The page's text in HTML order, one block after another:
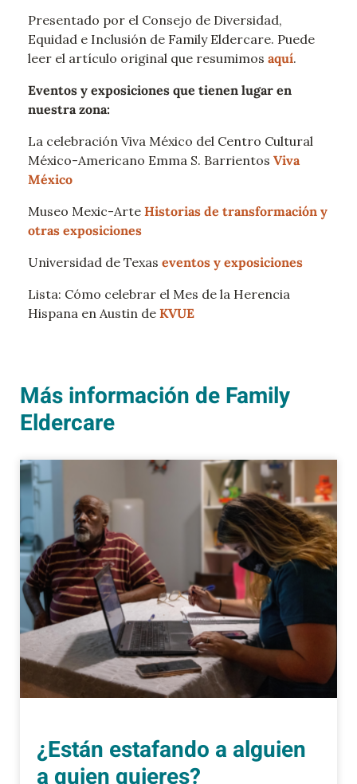
Presentado por el Consejo de Diversidad,
Equidad e Inclusión de Family Eldercare. Puede
leer el artículo original que resumimos aquí.
Eventos y exposiciones que tienen lugar en
nuestra zona:
La celebración Viva México del Centro Cultural
México-Americano Emma S. Barrientos Viva
México
Museo Mexic-Arte Historias de transformación y
otras exposiciones
Universidad de Texas eventos y exposiciones
Lista: Cómo celebrar el Mes de la Herencia
Hispana en Austin de KVUE
Más información de Family
Eldercare
¿Están estafando a alguien
a quien quieres?